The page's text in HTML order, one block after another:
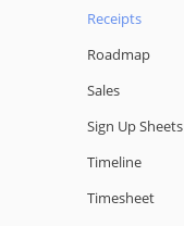
Receipts
Roadmap
Sales
Sign Up Sheets
Timeline
Timesheet